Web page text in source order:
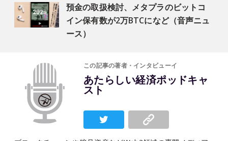
預金の取扱検討、メタプラのビットコ
イン保有数が2万BTCになど（音声ニュ
ース）
この記事の著者・インタビューイ
あたらしい経済ポッドキャ
スト